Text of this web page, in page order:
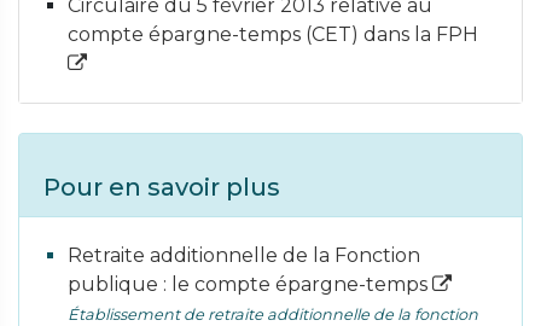
Circulaire du 5 février 2013 relative au
compte épargne-temps (CET) dans la FPH
Pour en savoir plus
Retraite additionnelle de la Fonction
publique : le compte épargne-temps
Établissement de retraite additionnelle de la fonction